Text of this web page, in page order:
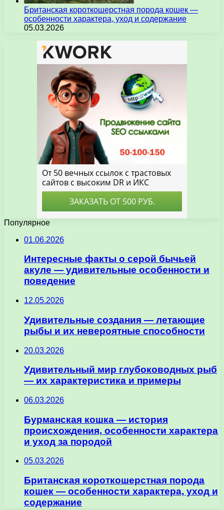
Британская короткошерстная порода кошек —
особенности характера, уход и содержание
05.03.2026
Популярное
01.06.2026
Интересные факты о серой бычьей
акуле — удивительные особенности и
поведение
12.05.2026
Удивительные создания — летающие
рыбы и их невероятные способности
20.03.2026
Удивительный мир глубоководных рыб
— их характеристика и примеры
06.03.2026
Бурманская кошка — история
происхождения, особенности характера
и уход за породой
05.03.2026
Британская короткошерстная порода
кошек — особенности характера, уход и
содержание